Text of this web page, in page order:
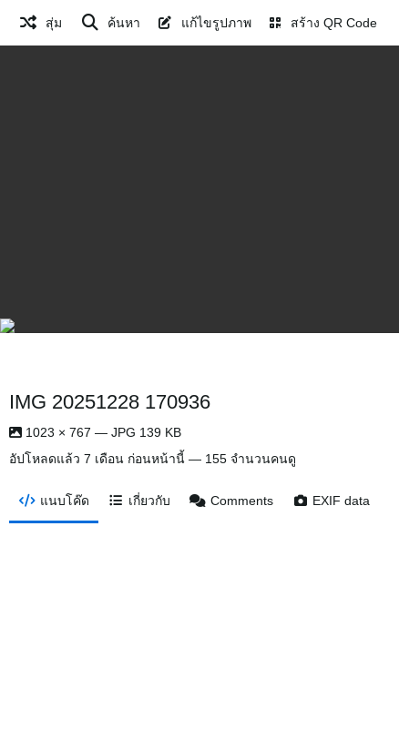
สุ่ม ค้นหา แก้ไขรูปภาพ สร้าง QR Code
IMG 20251228 170936
1023 × 767 — JPG 139 KB
อัปโหลดแล้ว 7 เดือน ก่อนหน้านี้ — 155 จำนวนคนดู
แนบโค๊ด เกี่ยวกับ Comments EXIF data